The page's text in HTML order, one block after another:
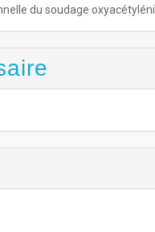
du soudage